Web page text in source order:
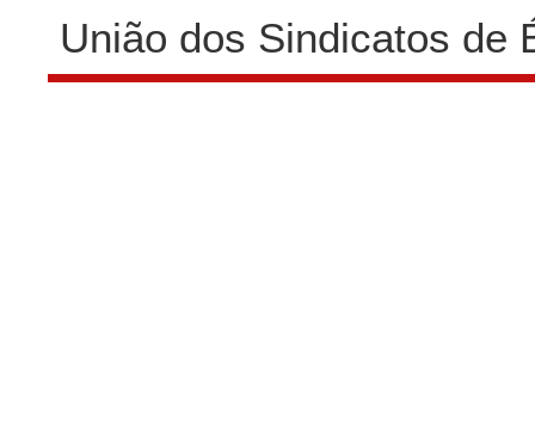
União dos Sindicatos de